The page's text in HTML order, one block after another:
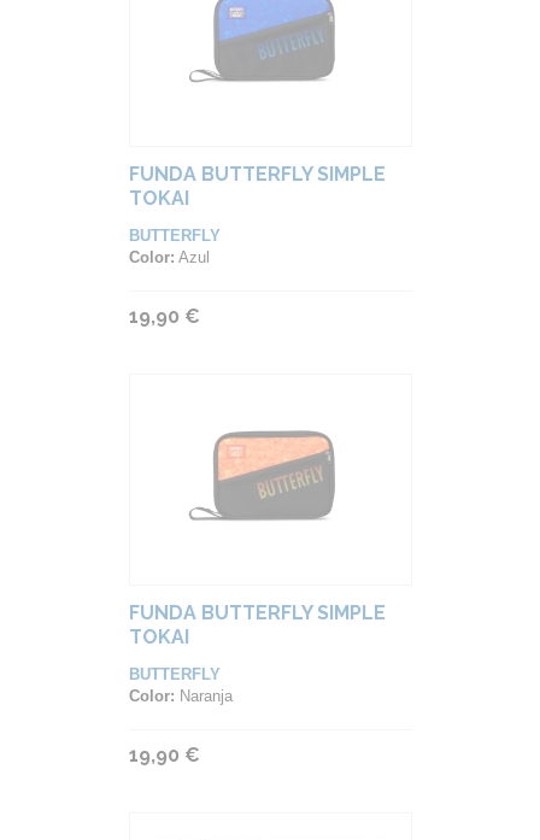
FUNDA BUTTERFLY SIMPLE
TOKAI
BUTTERFLY
Color: Azul
19,90 €
FUNDA BUTTERFLY SIMPLE
TOKAI
BUTTERFLY
Color: Naranja
19,90 €